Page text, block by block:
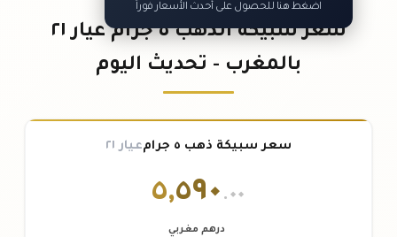
اضغط هنا للحصول على أحدث الأسعار فوراً
سعر سبيكة الذهب ٥ جرام عيار ٢١
بالمغرب - تحديث اليوم
سعر سبيكة ذهب ٥ جرام عيار ٢١
٥,٥٩٠ .٠٠
درهم مغربي